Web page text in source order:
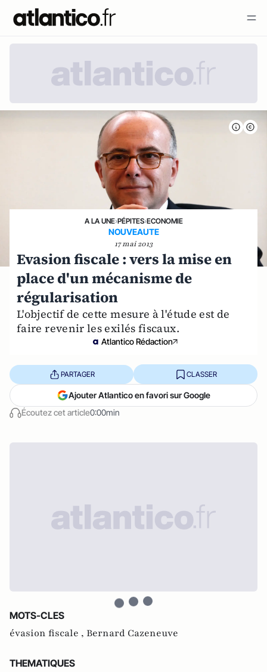
A LA UNE›PÉPITES›ECONOMIE
NOUVEAUTE
17 mai 2013
Evasion fiscale : vers la mise en
place d'un mécanisme de
régularisation
L'objectif de cette mesure à l'étude est de
faire revenir les exilés fiscaux.
Atlantico Rédaction
Écoutez cet article0:00min
PARTAGER CLASSER
Ajouter Atlantico en favori sur Google
MOTS-CLES
évasion fiscale , Bernard Cazeneuve
THEMATIQUES